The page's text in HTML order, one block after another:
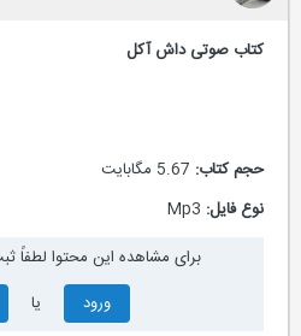
کتاب صوتی داش آکل
حجم کتاب:5.67 مگابایت
نوع فایل:Mp3
برای مشاهده این محتوا لطفاً ثبت
ورود